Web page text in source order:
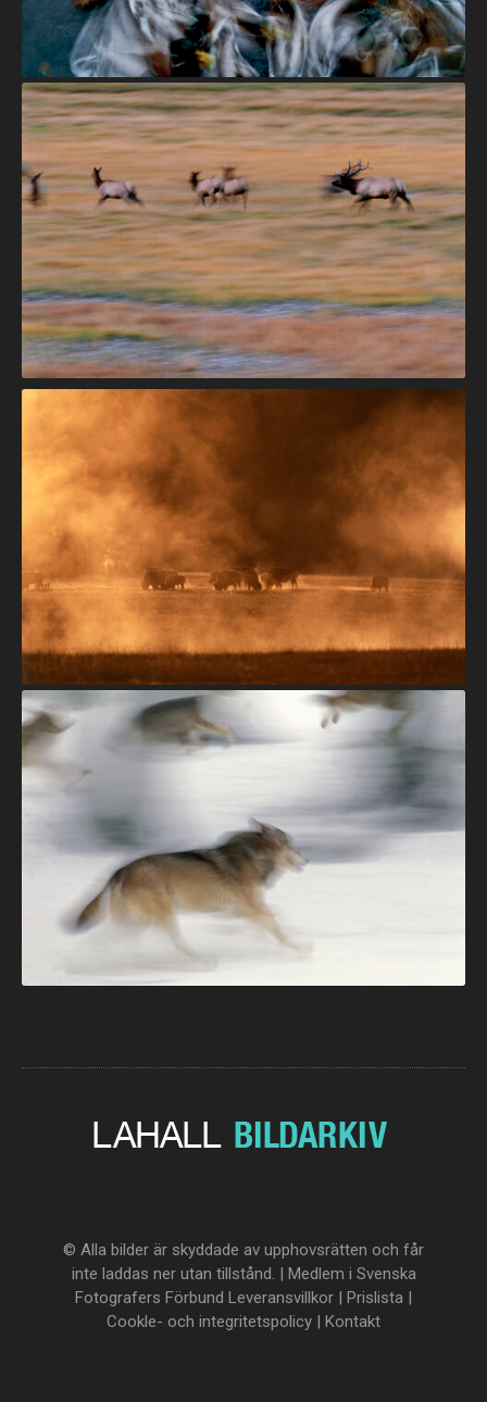
© Alla bilder är skyddade av upphovsrätten och får
inte laddas ner utan tillstånd. | Medlem i Svenska
Fotografers Förbund Leveransvillkor | Prislista |
Cookle- och integritetspolicy | Kontakt